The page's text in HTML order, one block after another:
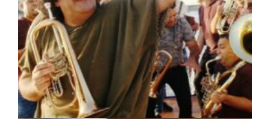
αδέσποτων ζώων
πριν από 4 μέρες
Περιφέρεια Θεσσαλίας: Νέος
ιατροτεχνολογικός εξοπλισμός και
αναβάθμιση του ΚΕΦΙΑΠ Καρδίτσας
πριν από 4 μέρες
Δήμος Αθηναίων: 651 δημότες συμμετείχαν
στις δράσεις διατροφικής υποστήριξης